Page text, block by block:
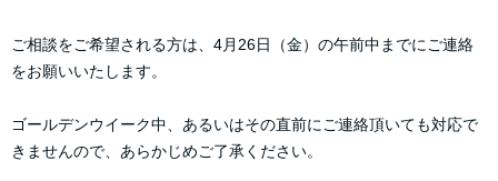
ご相談をご希望される方は、4月26日（金）の午前中までにご連絡
をお願いいたします。
ゴールデンウイーク中、あるいはその直前にご連絡頂いても対応で
きませんので、あらかじめご了承ください。